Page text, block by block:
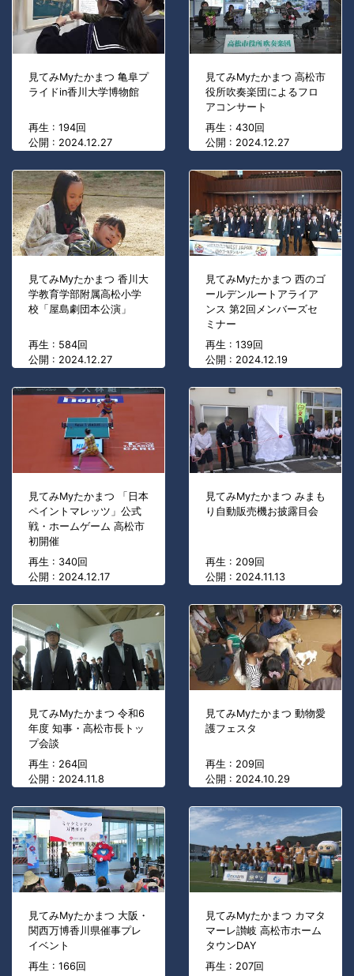
見てみMyたかまつ 亀阜プ
ライドin香川大学博物館
再生 : 194回
公開 : 2024.12.27
見てみMyたかまつ 高松市
役所吹奏楽団によるフロ
アコンサート
再生 : 430回
公開 : 2024.12.27
見てみMyたかまつ 香川大
学教育学部附属高松小学
校「屋島劇団本公演」
再生 : 584回
公開 : 2024.12.27
見てみMyたかまつ 西のゴ
ールデンルートアライア
ンス 第2回メンバーズセ
ミナー
再生 : 139回
公開 : 2024.12.19
見てみMyたかまつ 「日本
ペイントマレッツ」公式
戦・ホームゲーム 高松市
初開催
再生 : 340回
公開 : 2024.12.17
見てみMyたかまつ みまも
り自動販売機お披露目会
再生 : 209回
公開 : 2024.11.13
見てみMyたかまつ 令和6
年度 知事・高松市長トッ
プ会談
再生 : 264回
公開 : 2024.11.8
見てみMyたかまつ 動物愛
護フェスタ
再生 : 209回
公開 : 2024.10.29
見てみMyたかまつ 大阪・
関西万博香川県催事プレ
イベント
再生 : 166回
見てみMyたかまつ カマタ
マーレ讃岐 高松市ホーム
タウンDAY
再生 : 207回